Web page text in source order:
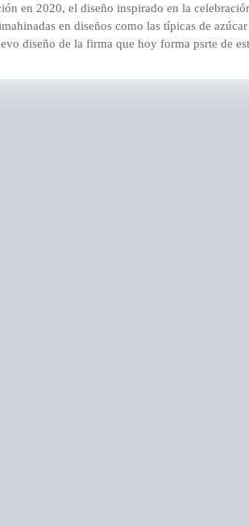
en 2020, el diseño inspirado en la
en diseños como las típicas de
diseño de la firma que hoy forma psrte de